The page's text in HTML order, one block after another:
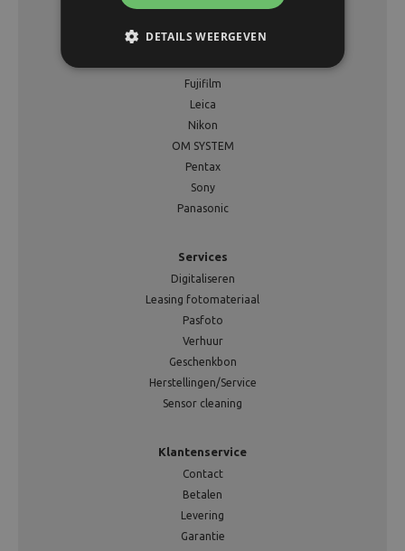
Merken
Fujifilm
Leica
Nikon
OM SYSTEM
Pentax
Sony
Panasonic
Services
Digitaliseren
Leasing fotomateriaal
Pasfoto
Verhuur
Geschenkbon
Herstellingen/Service
Sensor cleaning
Klantenservice
Contact
Betalen
Levering
Garantie
DETAILS WEERGEVEN